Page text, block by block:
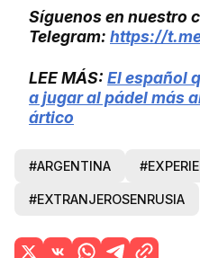
Síguenos en nuestro
Telegram: https://
LEE MÁS: El español
a jugar al pádel más
ártico
#ARGENTINA
#EXTRANJEROSENRUSIA